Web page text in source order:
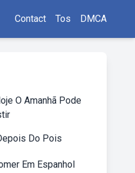
Contact Tos DMCA
O Amanhã Pode
Do Pois
Em Espanhol